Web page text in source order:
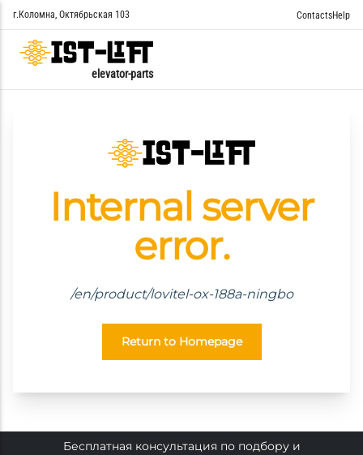
г.Коломна, Октябрьская 103 ContactsHelp
elevator-parts
Internal server
error.
/en/product/lovitel-ox-188a-ningbo
Return to Homepage
Бесплатная консультация по подбору и